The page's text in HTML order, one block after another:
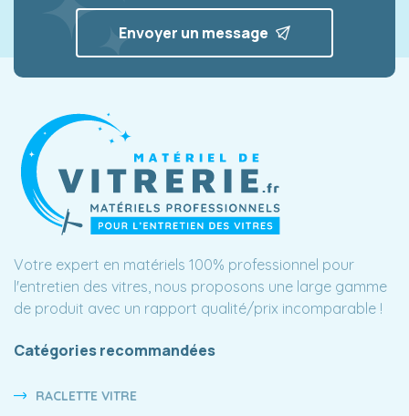
Envoyer un message
Votre expert en matériels 100% professionnel pour
l'entretien des vitres, nous proposons une large gamme
de produit avec un rapport qualité/prix incomparable !
Catégories recommandées
RACLETTE VITRE